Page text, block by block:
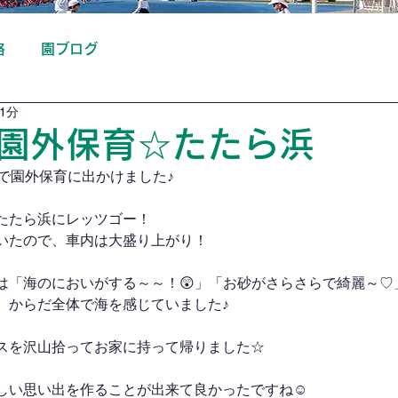
園ブログ
外保育☆たたら浜
分
園外保育に出かけました♪
ら浜にレッツゴー！
ので、車内は大盛り上がり！
「海のにおいがする～～！😲」「お砂がさらさらで綺麗～♡
らだ全体で海を感じていました♪
を沢山拾ってお家に持って帰りました☆
い思い出を作ることが出来て良かったですね☺